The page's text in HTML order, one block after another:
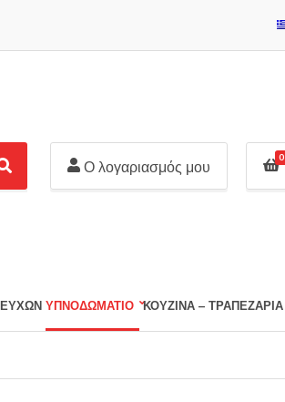
S
e
Ο λογαριασμός μου 0
ΕΥΧΩΝ ΥΠΝΟΔΩΜΑΤΙΟ ΚΟΥΖΙΝΑ – ΤΡΑΠΕΖΑΡΙΑ